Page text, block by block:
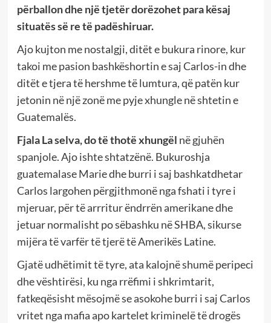
përballon dhe një tjetër dorëzohet para kësaj
situatës së re të padëshiruar.
Ajo kujton me nostalgji, ditët e bukura rinore, kur
takoi me pasion bashkëshortin e saj Carlos-in dhe
ditët e tjera të hershme të lumtura, që patën kur
jetonin në një zonë me pyje xhungle në shtetin e
Guatemalës.
Fjala La selva, do të thotë xhungël në gjuhën
spanjole. Ajo ishte shtatzënë. Bukuroshja
guatemalase Marie dhe burri i saj bashkatdhetar
Carlos largohen përgjithmonë nga fshati i tyre i
mjeruar, për të arrritur ëndrrën amerikane dhe
jetuar normalisht po sëbashku në SHBA, sikurse
mijëra të varfër të tjerë të Amerikës Latine.
Gjatë udhëtimit të tyre, ata kalojnë shumë peripeci
dhe vështirësi, ku nga rrëfimi i shkrimtarit,
fatkeqësisht mësojmë se asokohe burri i saj Carlos
vritet nga mafia apo kartelet kriminelë të drogës